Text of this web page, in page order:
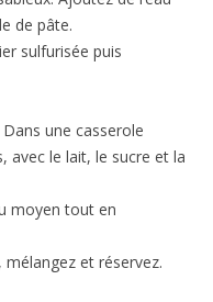
de pâte.
sulfurisée puis
une casserole
avec le lait, le sucre et la
moyen tout en
et réservez.